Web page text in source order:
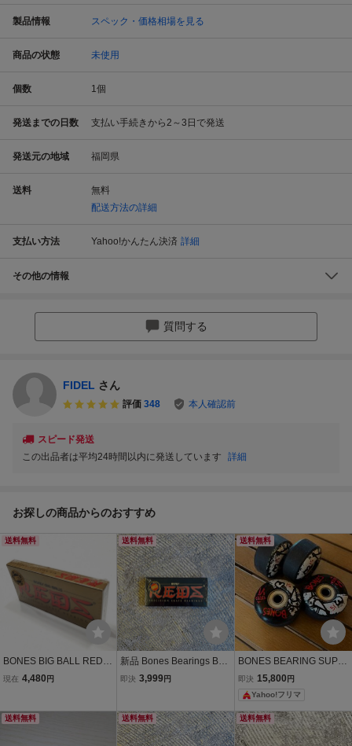
製品情報 スペック・価格相場を見る
商品の状態 未使用
個数 1個
発送までの日数 支払い手続きから2～3日で発送
発送元の地域 福岡県
送料
無料
配送方法の詳細
支払い方法 Yahoo!かんたん決済 詳細
その他の情報
質問する
FIDEL さん
評価 348 本人確認前
スピード発送
この出品者は平均24時間以内に発送しています
詳細
お探しの商品からのおすすめ
送料無料
BONES BIG BALL REDS
BEARING ボンズ ベアリ
現在 4,480 円
送料無料
新品 Bones Bearings BO
NES REDS SKATEBOAR
リング チャイナボーンズ
スケートボード
即決 3,999 円
送料無料
BONES BEARING SUPE
R REDS CERAMIC Bone
s ベアリング ウィール S
即決 15,800 円
Yahoo!フリマ
送料無料 送料無料 送料無料